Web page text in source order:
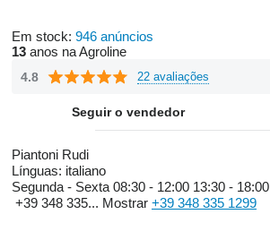
Em stock: 946 anúncios
13 anos na Agroline
4.8 22 avaliações
Seguir o vendedor
Piantoni Rudi
Línguas: italiano
Segunda - Sexta 08:30 - 12:00 13:30 - 18:00
+39 348 335... Mostrar +39 348 335 1299